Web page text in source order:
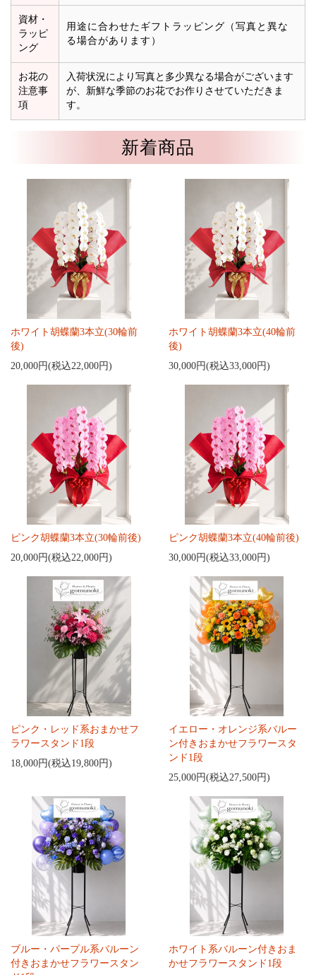
資材・
ラッピ
ング
用途に合わせたギフトラッピング（写真と異な
る場合があります）
お花の
注意事
項
入荷状況により写真と多少異なる場合がございます
が、新鮮な季節のお花でお作りさせていただきま
す。
新着商品
ホワイト胡蝶蘭3本立(30輪前
後)
20,000円(税込22,000円)
ホワイト胡蝶蘭3本立(40輪前
後)
30,000円(税込33,000円)
ピンク胡蝶蘭3本立(30輪前後)
20,000円(税込22,000円)
ピンク胡蝶蘭3本立(40輪前後)
30,000円(税込33,000円)
ピンク・レッド系おまかせフ
ラワースタンド1段
18,000円(税込19,800円)
イエロー・オレンジ系バルー
ン付きおまかせフラワースタ
ンド1段
25,000円(税込27,500円)
ブルー・パープル系バルーン
付きおまかせフラワースタン
ホワイト系バルーン付きおま
かせフラワースタンド1段